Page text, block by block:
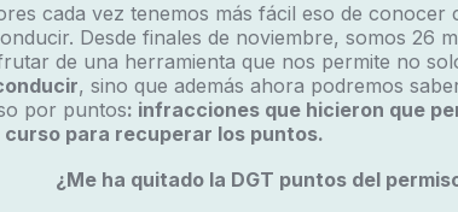
cada vez tenemos más fácil eso de conocer
Desde finales de noviembre, somos 26
de una herramienta que nos permite no
, sino que además ahora podremos
por puntos: infracciones que hicieron que
curso para recuperar los puntos.
¿Me ha quitado la DGT puntos del